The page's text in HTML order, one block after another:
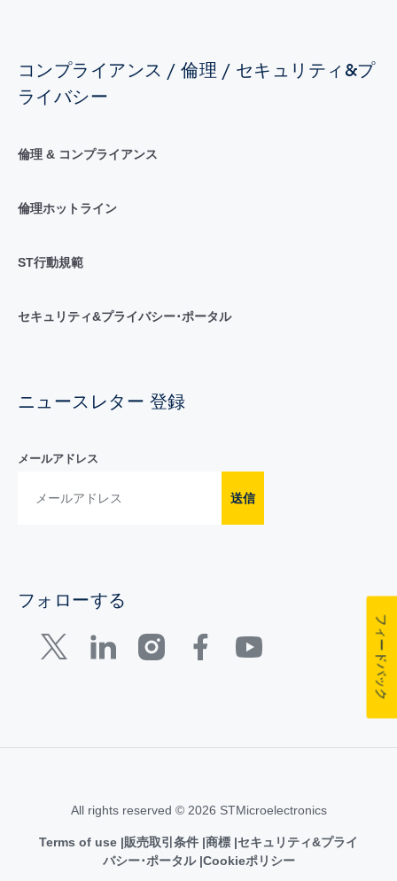
コンプライアンス / 倫理 / セキュリティ&プ
ライバシー
倫理 & コンプライアンス
倫理ホットライン
ST行動規範
セキュリティ&プライバシー･ポータル
ニュースレター 登録
メールアドレス
送信
フォローする
All rights reserved © 2026 STMicroelectronics
Terms of use 販売取引条件 商標 セキュリティ&プライ
バシー･ポータル Cookieポリシー
フィードバック